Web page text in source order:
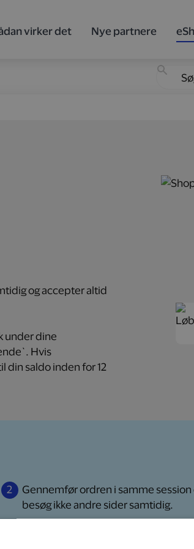
virker det Nye partnere
og accepter altid
under dine
Hvis
din saldo inden for 12
2 Gennemfør ordren i samme session
besøg ikke andre sider samtidig.